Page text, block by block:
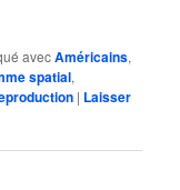
avecAméricains,
spatial,
| Laisser